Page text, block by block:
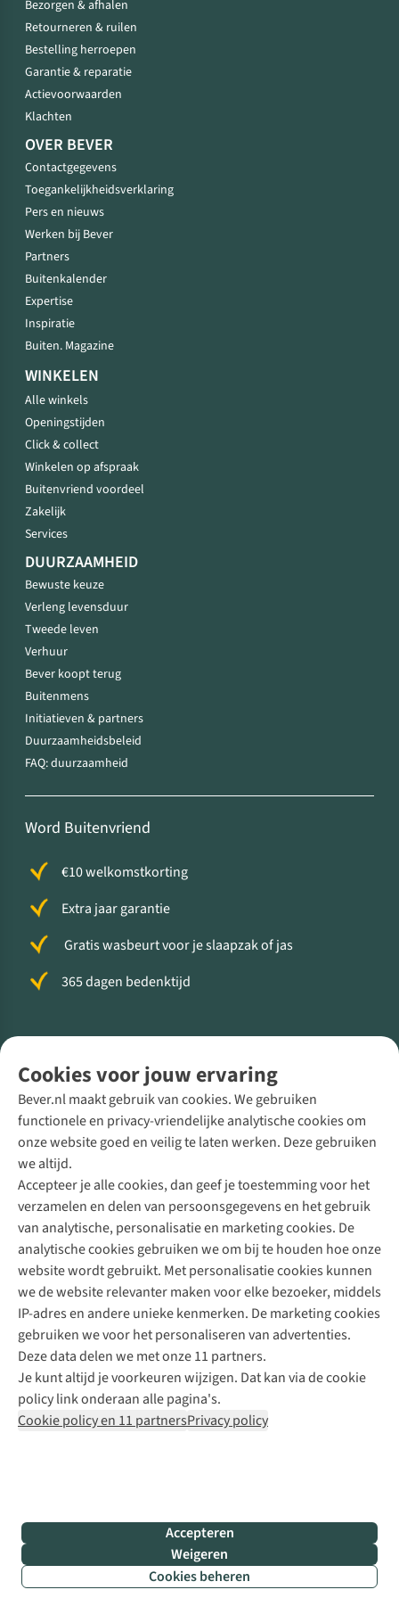
Cookies voor jouw ervaring
Bever.nl maakt gebruik van cookies. We gebruiken
functionele en privacy-vriendelijke analytische cookies om
onze website goed en veilig te laten werken. Deze gebruiken
we altijd.
Accepteer je alle cookies, dan geef je toestemming voor het
verzamelen en delen van persoonsgegevens en het gebruik
van analytische, personalisatie en marketing cookies. De
analytische cookies gebruiken we om bij te houden hoe onze
website wordt gebruikt. Met personalisatie cookies kunnen
we de website relevanter maken voor elke bezoeker, middels
IP-adres en andere unieke kenmerken. De marketing cookies
gebruiken we voor het personaliseren van advertenties.
Deze data delen we met onze 11 partners.
Je kunt altijd je voorkeuren wijzigen. Dat kan via de cookie
policy link onderaan alle pagina's.
Cookie policy en 11 partnersPrivacy policy
Accepteren
Weigeren
Cookies beheren
Bezorgen & afhalen
Retourneren & ruilen
Bestelling herroepen
Garantie & reparatie
Actievoorwaarden
Klachten
OVER BEVER
Contactgegevens
Toegankelijkheidsverklaring
Pers en nieuws
Werken bij Bever
Partners
Buitenkalender
Expertise
Inspiratie
Buiten. Magazine
WINKELEN
Alle winkels
Openingstijden
Click & collect
Winkelen op afspraak
Buitenvriend voordeel
Zakelijk
Services
DUURZAAMHEID
Bewuste keuze
Verleng levensduur
Tweede leven
Verhuur
Bever koopt terug
Buitenmens
Initiatieven & partners
Duurzaamheidsbeleid
FAQ: duurzaamheid
Word Buitenvriend
€10 welkomstkorting
Extra jaar garantie
Gratis wasbeurt voor je slaapzak of jas
365 dagen bedenktijd
Direct advies van een Buitenexpert
+31 (0)85 888 50 88
+31 6 12 28 49 80
Contactformulier
Bever
B.V.